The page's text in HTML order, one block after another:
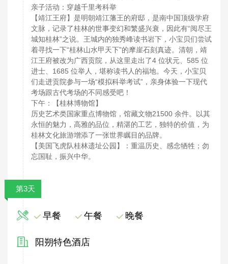
亲子活动：穿越千里考科举
【靖江王府】是明朝靖江藩王的府邸，是南中国顶级学府
文脉，记录了桂林的世事变幻和繁盛兴衰，因此有“阅尽王
城知桂林”之说。王城内的独秀峰读书岩下，小宝贝们尝试
着寻找一下“桂林山水甲天下”的摩崖石刻真迹。清朝，靖
江王府被改为广西贡院，从这里走出了4 位状元、585 位
进士、1685 位举人，堪称读书人的福地。今天，小宝贝
们走进贡院参与一场“模拟科举考试”，亲身体验一下现代
考场跟古代考场的不同感受吧！
下午：【桂林博物馆】
历史艺术类国家重点博物馆，馆藏文物21500 余件。以其
永恒的魅力，高雅的品位，精湛的工艺，独特的价值，为
桂林文化旅游增添了一张世界瞩目的品牌。
【美国飞虎队桂林遗址公园】：重温历史、感念牺牲；勿
忘国耻，振兴中华。
第3天
早餐 午餐 晚餐
阳朔特色酒店